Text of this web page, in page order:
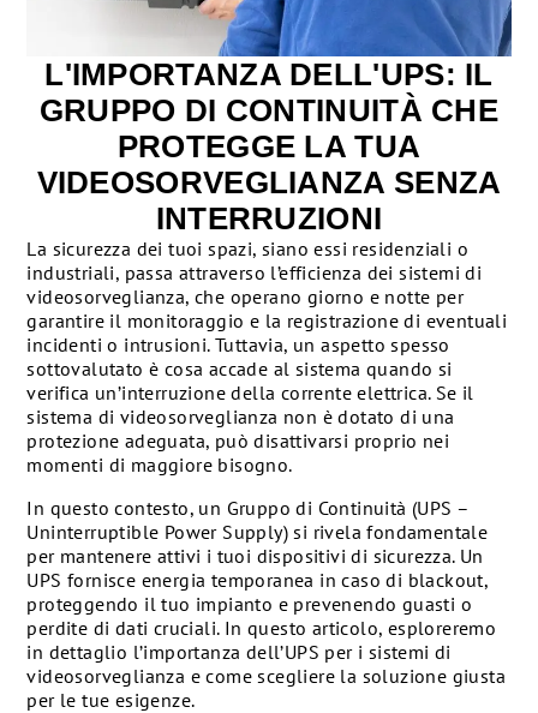
L'IMPORTANZA DELL'UPS: IL
GRUPPO DI CONTINUITÀ CHE
PROTEGGE LA TUA
VIDEOSORVEGLIANZA SENZA
INTERRUZIONI
La sicurezza dei tuoi spazi, siano essi residenziali o
industriali, passa attraverso l’efficienza dei sistemi di
videosorveglianza, che operano giorno e notte per
garantire il monitoraggio e la registrazione di eventuali
incidenti o intrusioni. Tuttavia, un aspetto spesso
sottovalutato è cosa accade al sistema quando si
verifica un’interruzione della corrente elettrica. Se il
sistema di videosorveglianza non è dotato di una
protezione adeguata, può disattivarsi proprio nei
momenti di maggiore bisogno.
In questo contesto, un Gruppo di Continuità (UPS –
Uninterruptible Power Supply) si rivela fondamentale
per mantenere attivi i tuoi dispositivi di sicurezza. Un
UPS fornisce energia temporanea in caso di blackout,
proteggendo il tuo impianto e prevenendo guasti o
perdite di dati cruciali. In questo articolo, esploreremo
in dettaglio l’importanza dell’UPS per i sistemi di
videosorveglianza e come scegliere la soluzione giusta
per le tue esigenze.